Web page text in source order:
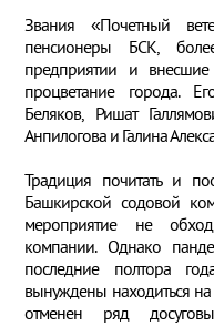
Звания «Почетный
пенсионеры БСК,
предприятии и
процветание города.
Беляков, Ришат
Анпилогова и Галина
Традиция почитать и
Башкирской содовой
мероприятие не
компании. Однако
последние полтора
вынуждены находиться
отменен ряд